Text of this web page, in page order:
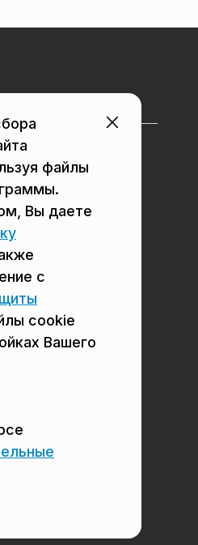
в Балашихе
в Люберцах
в Щёлково
файлы
Вы даете
с
cookie
Вашего